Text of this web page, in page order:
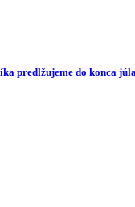
predlžujeme do konca júla